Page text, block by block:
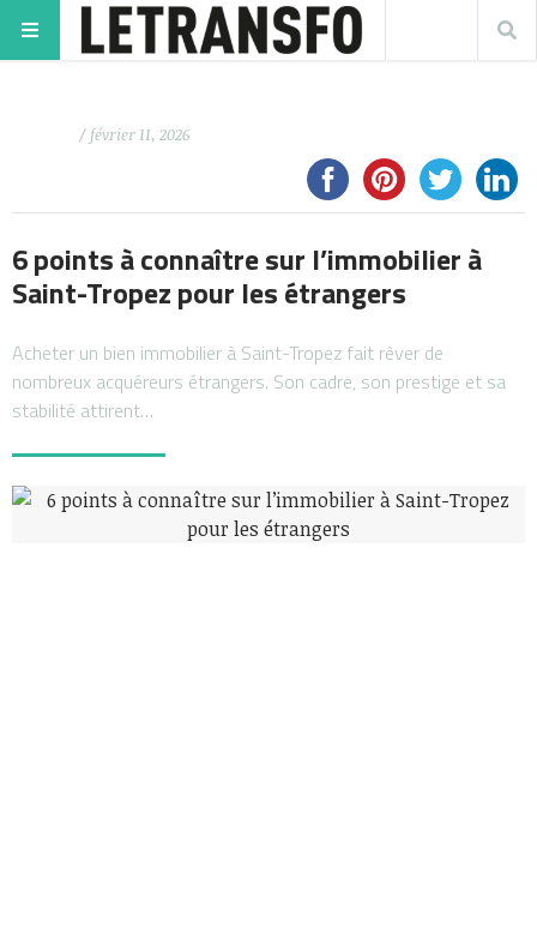
/ février 11, 2026
6 points à connaître sur l’immobilier à
Saint-Tropez pour les étrangers
Acheter un bien immobilier à Saint-Tropez fait rêver de
nombreux acquéreurs étrangers. Son cadre, son prestige et sa
stabilité attirent…